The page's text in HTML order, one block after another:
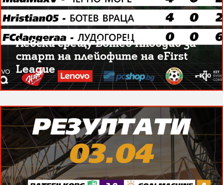
Левски срещу Ботев Пловдив за
старт на плейофите на eFirst
League